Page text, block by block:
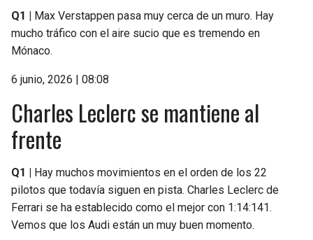
Q1 |
Max Verstappen pasa muy cerca de un muro. Hay
mucho tráfico con el aire sucio que es tremendo en
Mónaco.
6 junio, 2026 | 08:08
Charles Leclerc se mantiene al
frente
Q1 |
Hay muchos movimientos en el orden de los 22
pilotos que todavía siguen en pista. Charles Leclerc de
Ferrari se ha establecido como el mejor con 1:14:141.
Vemos que los Audi están un muy buen momento.